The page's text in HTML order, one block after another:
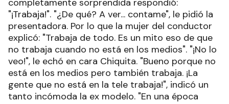
completamente sorprendida respondió:
"¡Trabaja!". "¿De qué? A ver... contame", le pidió la
presentadora. Por lo que la mujer del conductor
explicó: "Trabaja de todo. Es un mito eso de que
no trabaja cuando no está en los medios". "¡No lo
veo!", le echó en cara Chiquita. "Bueno porque no
está en los medios pero también trabaja. ¡La
gente que no está en la tele trabaja!", indicó un
tanto incómoda la ex modelo. "En una época